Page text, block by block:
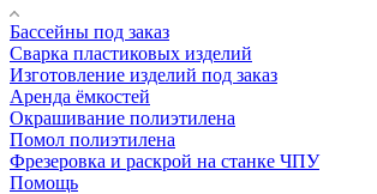
Бассейны под заказ
Сварка пластиковых изделий
Изготовление изделий под заказ
Аренда ёмкостей
Окрашивание полиэтилена
Помол полиэтилена
Фрезеровка и раскрой на станке ЧПУ
Помощь